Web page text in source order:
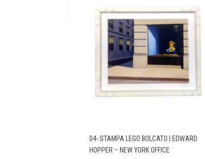
04- STAMPA LEGO BOLCATO | EDWARD
HOPPER – NEW YORK OFFICE